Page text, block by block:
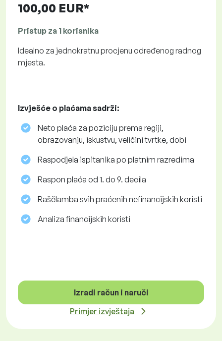
100,00 EUR*
Pristup za 1 korisnika
Idealno za jednokratnu procjenu određenog radnog
mjesta.
Izvješće o plaćama sadrži:
Neto plaća za poziciju prema regiji,
obrazovanju, iskustvu, veličini tvrtke, dobi
Raspodjela ispitanika po platnim razredima
Raspon plaća od 1. do 9. decila
Raščlamba svih praćenih nefinancijskih koristi
Analiza financijskih koristi
Izradi račun i naruči
Primjer izvještaja